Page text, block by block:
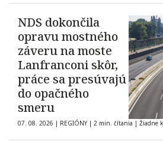
NDS dokončila
opravu mostného
záveru na moste
Lanfranconi skôr,
práce sa presúvajú
do opačného
smeru
07. 08. 2026 | REGIÓNY | 2 min. čítania | Žiadne